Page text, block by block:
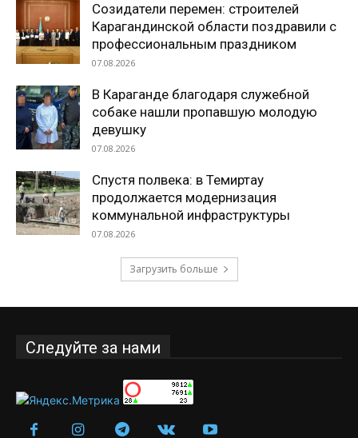
Созидатели перемен: строителей
Карагандинской области поздравили с
профессиональным праздником
07.08.2026
В Караганде благодаря служебной
собаке нашли пропавшую молодую
девушку
07.08.2026
Спустя полвека: в Темиртау
продолжается модернизация
коммунальной инфраструктуры
07.08.2026
Загрузить больше
Следуйте за нами